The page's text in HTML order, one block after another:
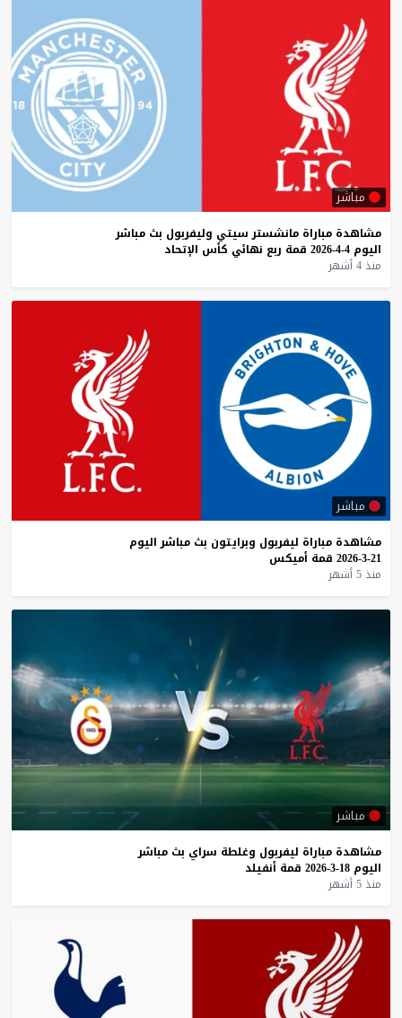
مباشر
مشاهدة مباراة مانشستر سيتي وليفربول بث مباشر
اليوم 4-4-2026 قمة ربع نهائي كأس الإتحاد
منذ 4 أشهر
مباشر
مشاهدة مباراة ليفربول وبرايتون بث مباشر اليوم
21-3-2026
قمة أميكس
منذ 5 أشهر
مباشر
مشاهدة مباراة ليفربول وغلطة سراي بث مباشر
اليوم 18-3-2026 قمة أنفيلد
منذ 5 أشهر